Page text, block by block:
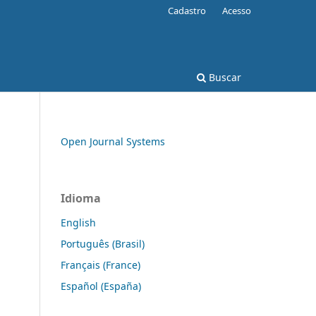
Buscar
Cadastro Acesso
Open Journal Systems
Idioma
English
Português (Brasil)
Français (France)
Español (España)